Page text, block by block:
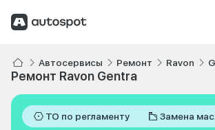
Автосервисы Ремонт Ravon
Ремонт Ravon Gentra
ТО по регламенту Замена